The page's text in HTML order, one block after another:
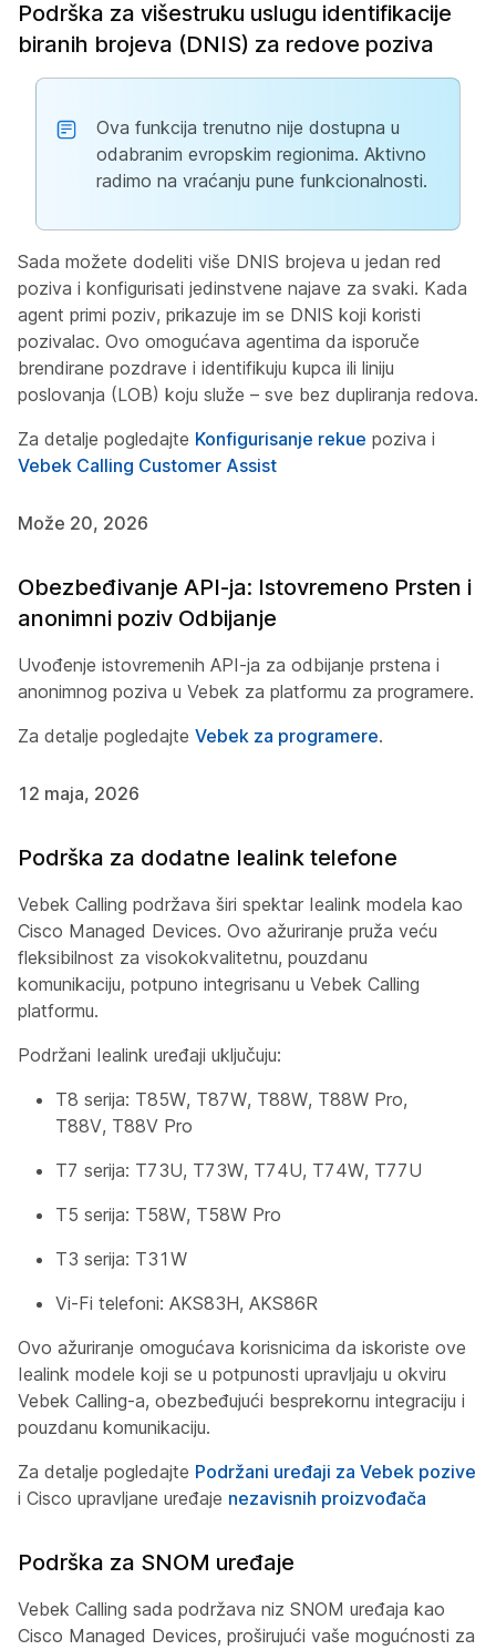
Podrška za višestruku uslugu identifikacije
biranih brojeva (DNIS) za redove poziva
Ova funkcija trenutno nije dostupna u
odabranim evropskim regionima. Aktivno
radimo na vraćanju pune funkcionalnosti.
Sada možete dodeliti više DNIS brojeva u jedan red
poziva i konfigurisati jedinstvene najave za svaki. Kada
agent primi poziv, prikazuje im se DNIS koji koristi
pozivalac. Ovo omogućava agentima da isporuče
brendirane pozdrave i identifikuju kupca ili liniju
poslovanja (LOB) koju služe – sve bez dupliranja redova.
Za detalje pogledajte Konfigurisanje rekue poziva i
Vebek Calling Customer Assist
Može 20, 2026
Obezbeđivanje API-ja: Istovremeno Prsten i
anonimni poziv Odbijanje
Uvođenje istovremenih API-ja za odbijanje prstena i
anonimnog poziva u Vebek za platformu za programere.
Za detalje pogledajte Vebek za programere.
12 maja, 2026
Podrška za dodatne Iealink telefone
Vebek Calling podržava širi spektar Iealink modela kao
Cisco Managed Devices. Ovo ažuriranje pruža veću
fleksibilnost za visokokvalitetnu, pouzdanu
komunikaciju, potpuno integrisanu u Vebek Calling
platformu.
Podržani Iealink uređaji uključuju:
T8 serija: T85W, T87W, T88W, T88W Pro,
T88V, T88V Pro
T7 serija: T73U, T73W, T74U, T74W, T77U
T5 serija: T58W, T58W Pro
T3 serija: T31W
Vi-Fi telefoni: AKS83H, AKS86R
Ovo ažuriranje omogućava korisnicima da iskoriste ove
Iealink modele koji se u potpunosti upravljaju u okviru
Vebek Calling-a, obezbeđujući besprekornu integraciju i
pouzdanu komunikaciju.
Za detalje pogledajte Podržani uređaji za Vebek pozive
i Cisco upravljane uređaje nezavisnih proizvođača
Podrška za SNOM uređaje
Vebek Calling sada podržava niz SNOM uređaja kao
Cisco Managed Devices, proširujući vaše mogućnosti za